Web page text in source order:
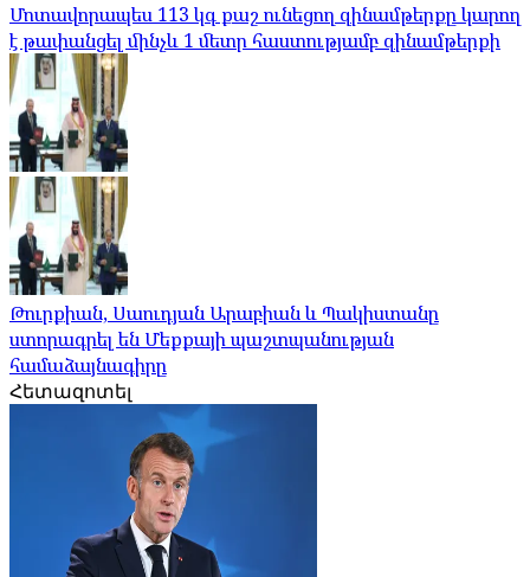
Մոտավորապես 113 կգ քաշ ունեցող զինամթերքը կարող
է թափանցել մինչև 1 մետր հաստությամբ զինամթերքի
Թուրքիան, Սաուդյան Արաբիան և Պակիստանը
ստորագրել են Մեքքայի պաշտպանության
համաձայնագիրը
Հետազոտել